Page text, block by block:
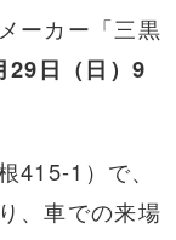
ーカー「三黒
29日（日）9
415-1）で、
、車での来場